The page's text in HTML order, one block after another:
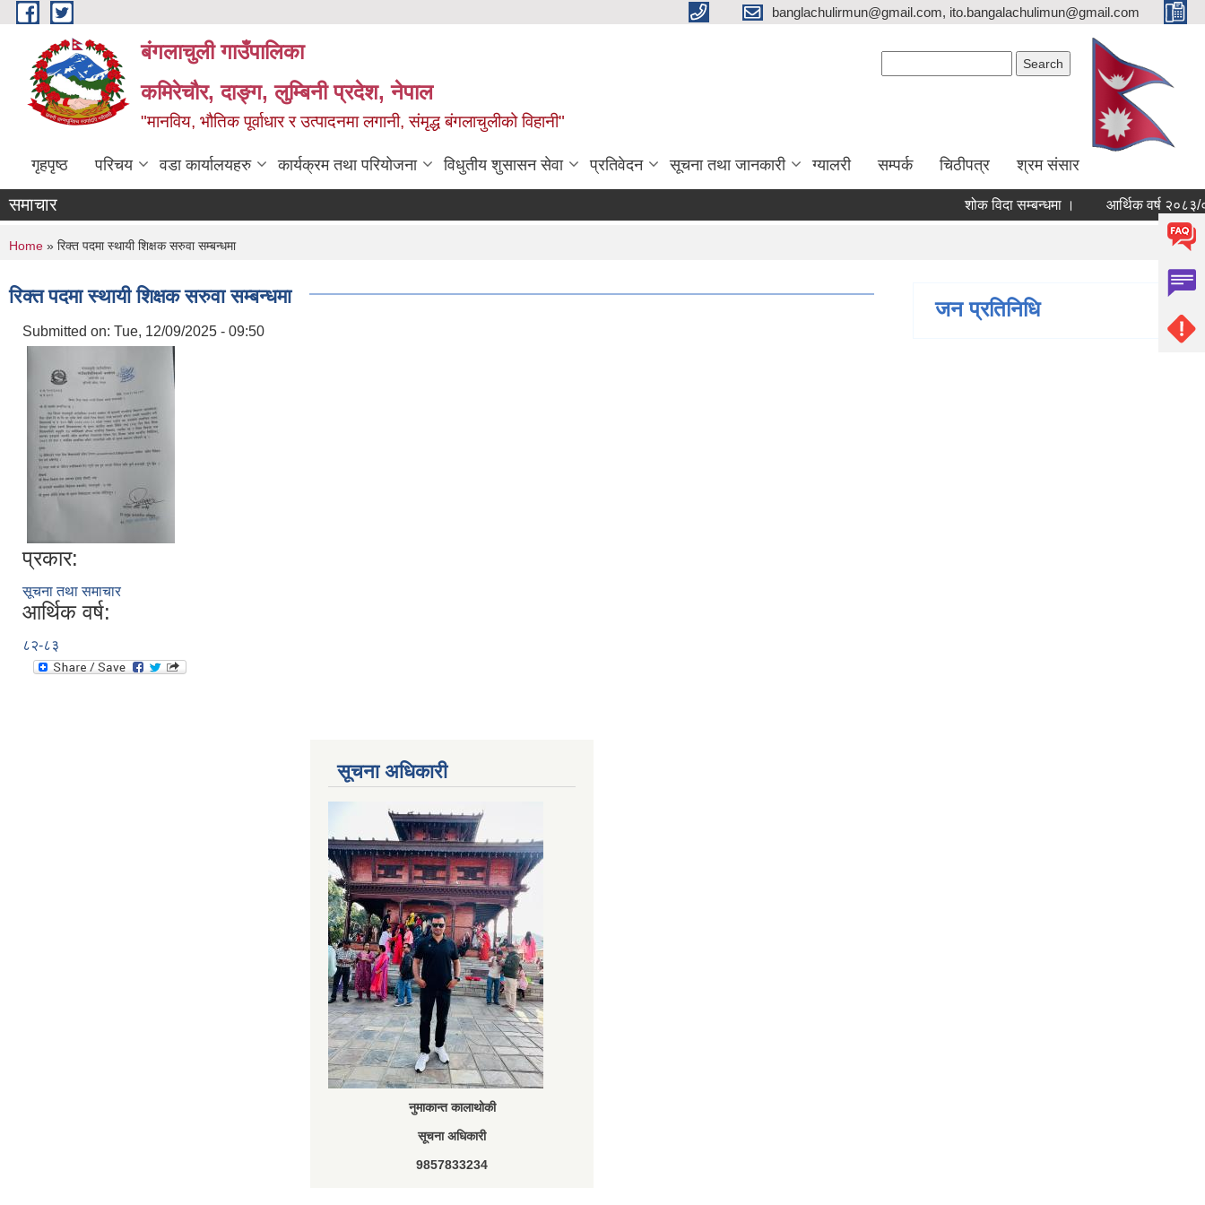
Skip to main content banglachulirmun@gmail.com, ito.bangalachulimun@gmail.com
बंगलाचुली गाउँपालिका
कमिरेचौर, दाङ्ग, लुम्बिनी प्रदेश, नेपाल
"मानविय, भौतिक पूर्वाधार र उत्पादनमा लगानी, संमृद्ध बंगलाचुलीको विहानी"
गृहपृष्ठ परिचय वडा कार्यालयहरु कार्यक्रम तथा परियोजना विधुतीय शुसासन सेवा प्रतिवेदन सूचना तथा जानकारी ग्यालरी सम्पर्क चिठीपत्र श्रम संसार
समाचार शोक विदा सम्बन्धमा । आर्थिक वर्ष २०८३/
You are here
Home » रिक्त पदमा स्थायी शिक्षक सरुवा सम्बन्धमा
रिक्त पदमा स्थायी शिक्षक सरुवा सम्बन्धमा
Submitted on: Tue, 12/09/2025 - 09:50
प्रकार:
सूचना तथा समाचार
आर्थिक वर्ष:
८२-८३
जन प्रतिनिधि
सूचना अधिकारी
नुमाकान्त कालाथोकी
सूचना अधिकारी
9857833234